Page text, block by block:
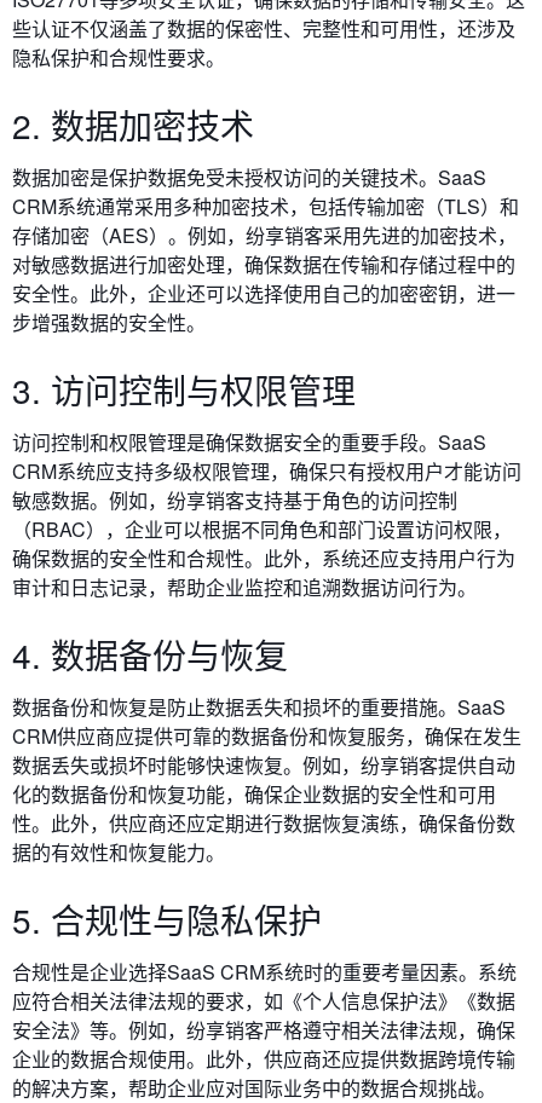
些认证不仅涵盖了数据的保密性、完整性和可用性，还涉及
隐私保护和合规性要求。
2. 数据加密技术
数据加密是保护数据免受未授权访问的关键技术。SaaS
CRM系统通常采用多种加密技术，包括传输加密（TLS）和
存储加密（AES）。例如，纷享销客采用先进的加密技术，
对敏感数据进行加密处理，确保数据在传输和存储过程中的
安全性。此外，企业还可以选择使用自己的加密密钥，进一
步增强数据的安全性。
3. 访问控制与权限管理
访问控制和权限管理是确保数据安全的重要手段。SaaS
CRM系统应支持多级权限管理，确保只有授权用户才能访问
敏感数据。例如，纷享销客支持基于角色的访问控制
（RBAC），企业可以根据不同角色和部门设置访问权限，
确保数据的安全性和合规性。此外，系统还应支持用户行为
审计和日志记录，帮助企业监控和追溯数据访问行为。
4. 数据备份与恢复
数据备份和恢复是防止数据丢失和损坏的重要措施。SaaS
CRM供应商应提供可靠的数据备份和恢复服务，确保在发生
数据丢失或损坏时能够快速恢复。例如，纷享销客提供自动
化的数据备份和恢复功能，确保企业数据的安全性和可用
性。此外，供应商还应定期进行数据恢复演练，确保备份数
据的有效性和恢复能力。
5. 合规性与隐私保护
合规性是企业选择SaaS CRM系统时的重要考量因素。系统
应符合相关法律法规的要求，如《个人信息保护法》《数据
安全法》等。例如，纷享销客严格遵守相关法律法规，确保
企业的数据合规使用。此外，供应商还应提供数据跨境传输
的解决方案，帮助企业应对国际业务中的数据合规挑战。